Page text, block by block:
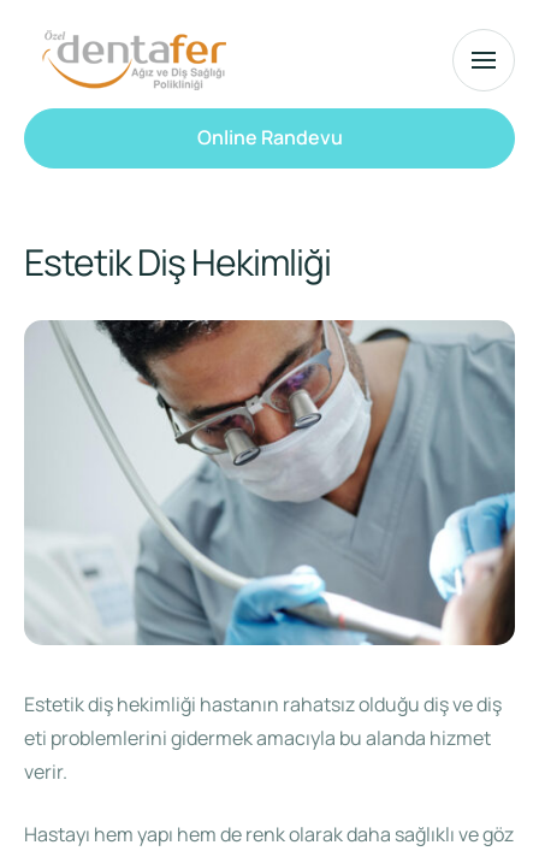
Online Randevu
Estetik Diş Hekimliği
Estetik diş hekimliği hastanın rahatsız olduğu diş ve diş
eti problemlerini gidermek amacıyla bu alanda hizmet
verir.
Hastayı hem yapı hem de renk olarak daha sağlıklı ve göz